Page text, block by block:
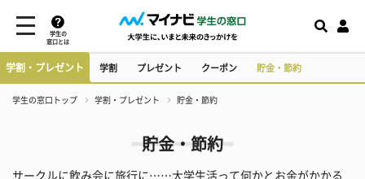
学生の
窓口とは
学割・プレゼント 学割 プレゼント クーポン 貯金・節約
学生の窓口トップ 学割・プレゼント 貯金・節約
貯金・節約
サークルに飲み会に旅行に……大学生活って何かとお金がかかる